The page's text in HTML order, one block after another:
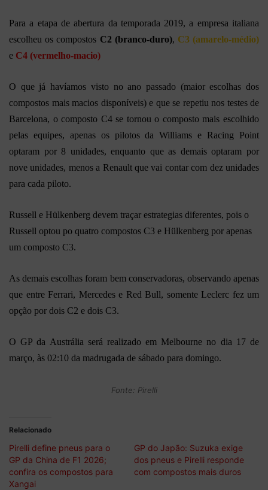
Para a etapa de abertura da temporada 2019, a empresa italiana
escolheu os compostos C2 (branco-duro), C3 (amarelo-médio)
e C4 (vermelho-macio)
O que já havíamos visto no ano passado (maior escolhas dos
compostos mais macios disponíveis) e que se repetiu nos testes de
Barcelona, o composto C4 se tornou o composto mais escolhido
pelas equipes, apenas os pilotos da Williams e Racing Point
optaram por 8 unidades, enquanto que as demais optaram por
nove unidades, menos a Renault que vai contar com dez unidades
para cada piloto.
Russell e Hülkenberg devem traçar estrategias diferentes, pois o
Russell optou po quatro compostos C3 e Hülkenberg por apenas
um composto C3.
As demais escolhas foram bem conservadoras, observando apenas
que entre Ferrari, Mercedes e Red Bull, somente Leclerc fez um
opção por dois C2 e dois C3.
O GP da Austrália será realizado em Melbourne no dia 17 de
março, às 02:10 da madrugada de sábado para domingo.
Fonte: Pirelli
Relacionado
Pirelli define pneus para o
GP da China de F1 2026;
confira os compostos para
Xangai
GP do Japão: Suzuka exige
dos pneus e Pirelli responde
com compostos mais duros